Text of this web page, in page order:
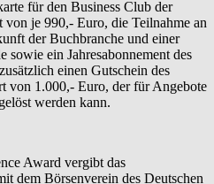
für den Business Club der
je 990,- Euro, die Teilnahme an
der Buchbranche und einer
ein Jahresabonnement des
einen Gutschein des
von 1.000,- Euro, der für Angebote
werden kann.
Award vergibt das
dem Börsenverein des Deutschen